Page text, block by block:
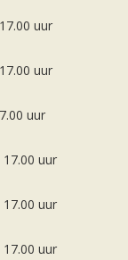
uur
uur
uur
uur
uur
uur